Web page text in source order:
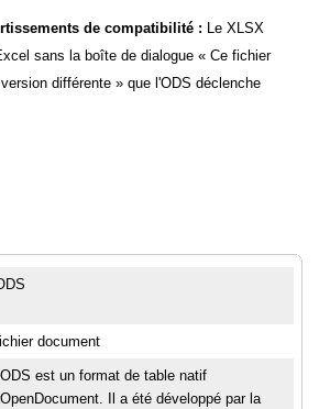
de compatibilité : Le XLSX
sans la boîte de dialogue « Ce fichier
différente » que l'ODS déclenche
document
est un format de table natif
Il a été développé par la